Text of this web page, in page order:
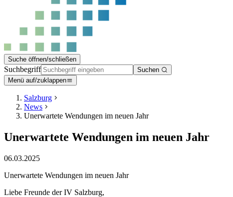
Suche öffnen/schließen
Suchbegriff
Suchen
Menü auf/zuklappen
Salzburg
News
Unerwartete Wendungen im neuen Jahr
Unerwartete Wendungen im neuen Jahr
06.03.2025
Unerwartete Wendungen im neuen Jahr
Liebe Freunde der IV Salzburg,